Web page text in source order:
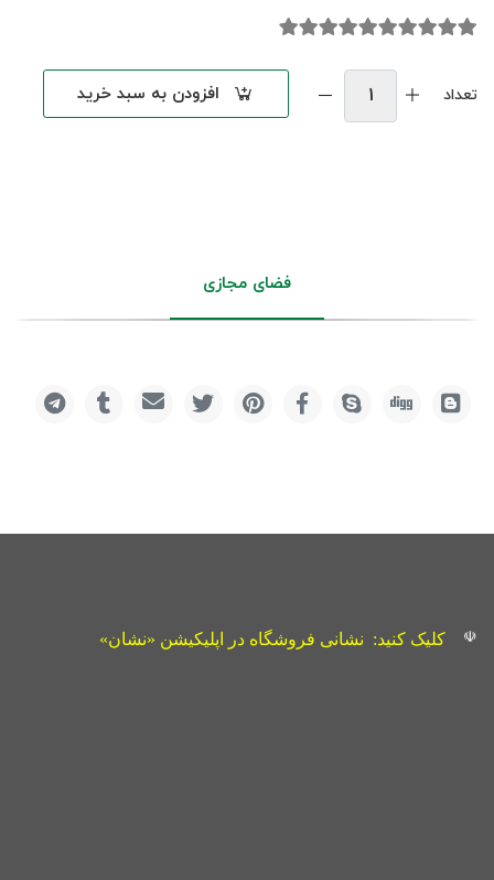
تعداد افزودن به سبد خرید
فضای مجازی
☫ کلیک کنید: نشانی فروشگاه در اپلیکیشن «نشان»